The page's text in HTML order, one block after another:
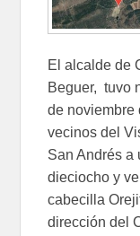
El alcalde de
Beguer, tuvo
de noviembre
vecinos del
San Andrés a
dieciocho y
cabecilla
dirección del